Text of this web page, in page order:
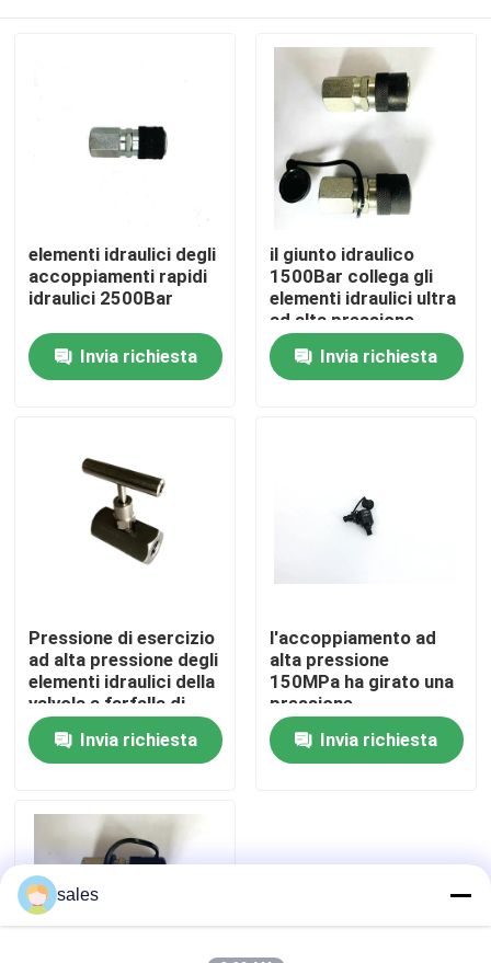
Video
Su di noi
Controllo della qualità
Notizie
Chiedi un preventivo
Pompa ad alta pressione idraulica
elementi idraulici degli
accoppiamenti rapidi
idraulici 2500Bar
Invia richiesta
il giunto idraulico
1500Bar collega gli
elementi idraulici ultra
ad alta pressione
Invia richiesta
Pressione di esercizio
ad alta pressione degli
elementi idraulici della
valvola a farfalla di
acciaio inossidabile
700BarInvia richiesta
l'accoppiamento ad
alta pressione
150MPa ha girato una
pressione
dell'accoppiamento
rapido idraulico di
1500 Antivari
Invia richiesta
sales